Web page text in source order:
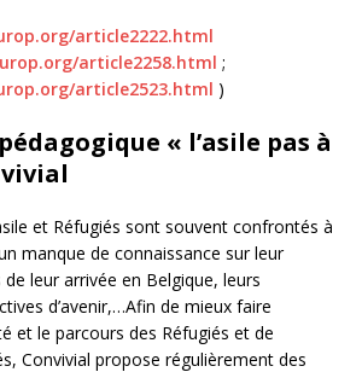
article2222.html
article2258.html ;
article2523.html )
« l’asile pas à
et Réfugiés sont souvent confrontés à
manque de connaissance sur leur
leur arrivée en Belgique, leurs
d’avenir,…Afin de mieux faire
et le parcours des Réfugiés et de
Convivial propose régulièrement des